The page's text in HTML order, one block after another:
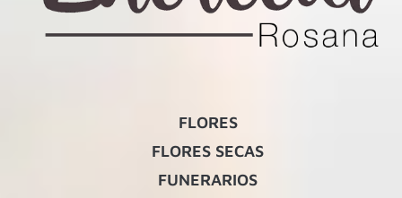
FLORES
FLORES SECAS
FUNERARIOS